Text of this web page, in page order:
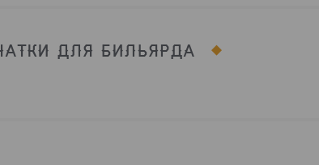
ДЛЯ БИЛЬЯРДА